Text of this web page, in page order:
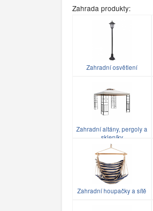
Zahrada produkty:
Zahradní osvětlení
Zahradní altány, pergoly a
skleníky
Zahradní houpačky a sítě